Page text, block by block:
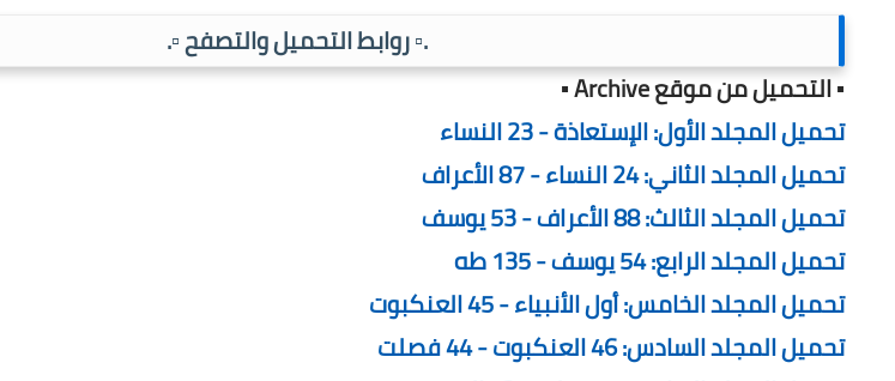
.▫️ روابط التحميل والتصفح ▫️.
▪️ التحميل من موقع Archive ▪️
تحميل المجلد الأول: الإستعاذة - 23 النساء
تحميل المجلد الثاني: 24 النساء - 87 الأعراف
تحميل المجلد الثالث: 88 الأعراف - 53 يوسف
تحميل المجلد الرابع: 54 يوسف - 135 طه
تحميل المجلد الخامس: أول الأنبياء - 45 العنكبوت
تحميل المجلد السادس: 46 العنكبوت - 44 فصلت